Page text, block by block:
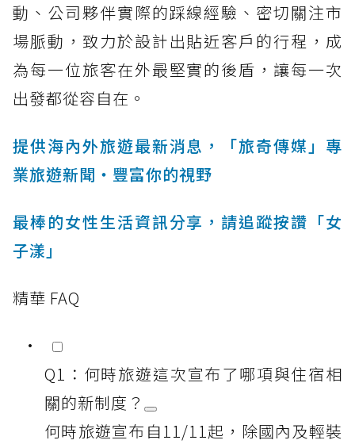
動、公司夥伴實際的踩線經驗、密切關注市
場脈動，致力於設計出貼近客戶的行程，成
為每一位旅客在外最堅實的後盾，讓每一次
出發都從容自在。
提供海內外旅遊最新消息，「旅奇傳媒」專
業旅遊新聞‧豐富你的視野
最棒的女性生活資訊分享，請追蹤按讚「女
子漾」
精華 FAQ
Q1：何時旅遊這次宣布了哪項與住宿相
關的新制度？
何時旅遊宣布自11/11起，除國內及輕裝